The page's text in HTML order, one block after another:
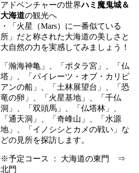
アドベンチャーの世界ハミ魔鬼城＆
大海道の観光へ
・「火星（Mars）に一番似ている
所」だと称された大海道の美しさと
大自然の力を実感してみましょう！
「瀚海神亀」、「ポタラ宮」、「仏
塔」、「パイレーツ・オブ・カリビ
アンの船」、「土林展望台」、「恐
竜の卵」、「火星基地」、「千仏
洞」、「双頭馬」、「仏塔林」、
「通天洞」、「奇峰山」、「水源
地」、「イノシシとカメの戦い」な
どの見所を探訪します。
※予定コース ： 大海道の東門 ⇒
北門